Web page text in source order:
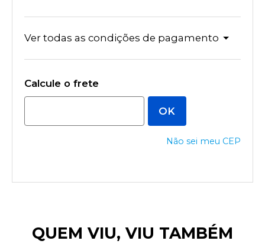
Ver todas as condições de pagamento
Não sei meu CEP
QUEM VIU, VIU TAMBÉM